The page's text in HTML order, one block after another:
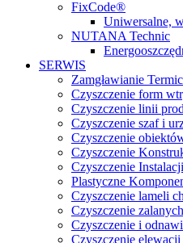
FixCode®
Uniwersalne,
NUTANA Technic
SERWIS
Zamgławianie
Czyszczenie form
Czyszczenie linii
Czyszczenie szaf i
Czyszczenie
Czyszczenie
Czyszczenie
Plastyczne
Czyszczenie lameli
Czyszczenie
Czyszczenie i
Czyszczenie